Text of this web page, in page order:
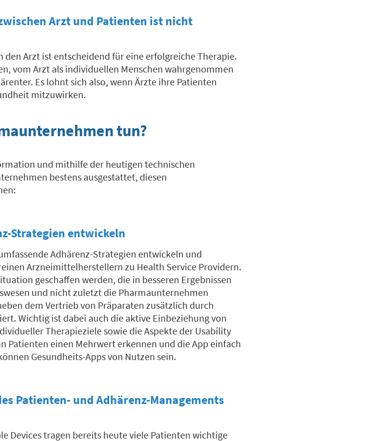
Arzt und Patienten ist nicht
den Arzt ist entscheidend für eine erfolgreiche Therapie.
vom Arzt als individuellen Menschen wahrgenommen
Es lohnt sich also, wenn Ärzte ihre Patienten
mitzuwirken.
tun?
und mithilfe der heutigen technischen
bestens ausgestattet, diesen
Strategien entwickeln
Adhärenz-Strategien entwickeln und
Arzneimittelherstellern zu Health Service Providern.
geschaffen werden, die in besseren Ergebnissen
und nicht zuletzt die Pharmaunternehmen
dem Vertrieb von Präparaten zusätzlich durch
Wichtig ist dabei auch die aktive Einbeziehung von
Therapieziele sowie die Aspekte der Usability
Patienten einen Mehrwert erkennen und die App einfach
Gesundheits-Apps von Nutzen sein.
Patienten- und Adhärenz-Managements
Devices tragen bereits heute viele Patienten wichtige